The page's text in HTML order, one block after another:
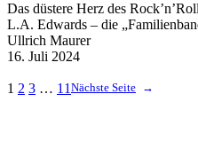
Das düstere Herz des
L.A. Edwards – die
Ullrich Maurer
16. Juli 2024
1 2 3 … 11Nächste Seite →